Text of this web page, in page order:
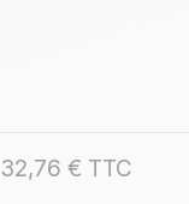
32,76 € TTC